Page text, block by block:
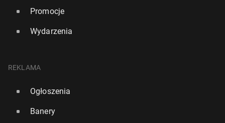
Promocje
Wydarzenia
REKLAMA
Ogłoszenia
Banery